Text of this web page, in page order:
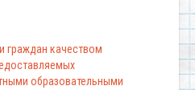
граждан качеством
образовательными